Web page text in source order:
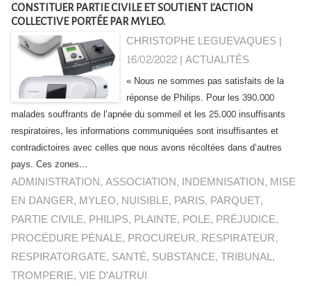
CONSTITUER PARTIE CIVILE ET SOUTIENT L’ACTION
COLLECTIVE PORTÉE PAR MYLEO.
CHRISTOPHE LEGUEVAQUES |
16/02/2022|ACTUALITÉS
« Nous ne sommes pas satisfaits de la
réponse de Philips. Pour les 390.000
malades souffrants de l’apnée du sommeil et les 25.000 insuffisants
respiratoires, les informations communiquées sont insuffisantes et
contradictoires avec celles que nous avons récoltées dans d’autres
pays. Ces zones...
ADMINISTRATION,ASSOCIATION, INDEMNISATION, MISE
EN DANGER, MYLEO, NUISIBLE, PARIS, PARQUET,
PARTIE CIVILE, PHILIPS, PLAINTE, POLE, PRÉJUDICE,
PROCÉDURE PÉNALE, PROCUREUR, RESPIRATEUR,
RESPIRATORGATE, SANTÉ, SUBSTANCE,TRIBUNAL,
TROMPERIE,VIE D'AUTRUI